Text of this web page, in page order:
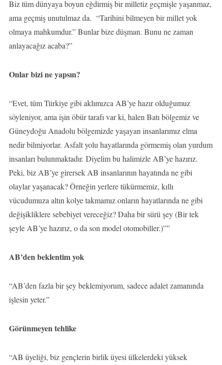
Biz tüm dünyaya boyun eğdirmiş bir milletiz geçmişle yaşanmaz,
ama geçmiş unutulmaz da. “Tarihini bilmeyen bir millet yok
olmaya mahkumdur.” Bunlar bize düşman. Bunu ne zaman
anlayacağız acaba?”
Onlar bizi ne yapsın?
“Evet, tüm Türkiye gibi aklımızca AB’ye hazır olduğumuz
söyleniyor, ama işin öbür tarafı var ki, halen Batı bölgemiz ve
Güneydoğu Anadolu bölgemizde yaşayan insanlarımız elma
nedir bilmiyorlar. Asfalt yolu hayatlarında görmemiş olan yurdum
insanları bulunmaktadır. Diyelim bu halimizle AB’ye hazırız.
Peki, biz AB’ye girersek AB insanlarının hayatında ne gibi
olaylar yaşanacak? Örneğin yerlere tükürmemiz, kıllı
vücudumuza altın kolye takmamız onların hayatlarında ne gibi
değişikliklere sebebiyet vereceğiz? Daha bir sürü şey (Bir tek
şeyle AB’ye hazırız, o da son model otomobiller.)””
AB’den beklentim yok
“AB’den fazla bir şey beklemiyorum, sadece adalet zamanında
işlesin yeter.”
Görünmeyen tehlike
“AB üyeliği, biz gençlerin birlik üyesi ülkelerdeki yüksek